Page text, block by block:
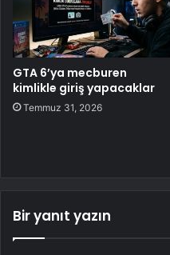
GTA 6’ya mecburen
kimlikle giriş yapacaklar
Temmuz 31, 2026
Bir yanıt yazın